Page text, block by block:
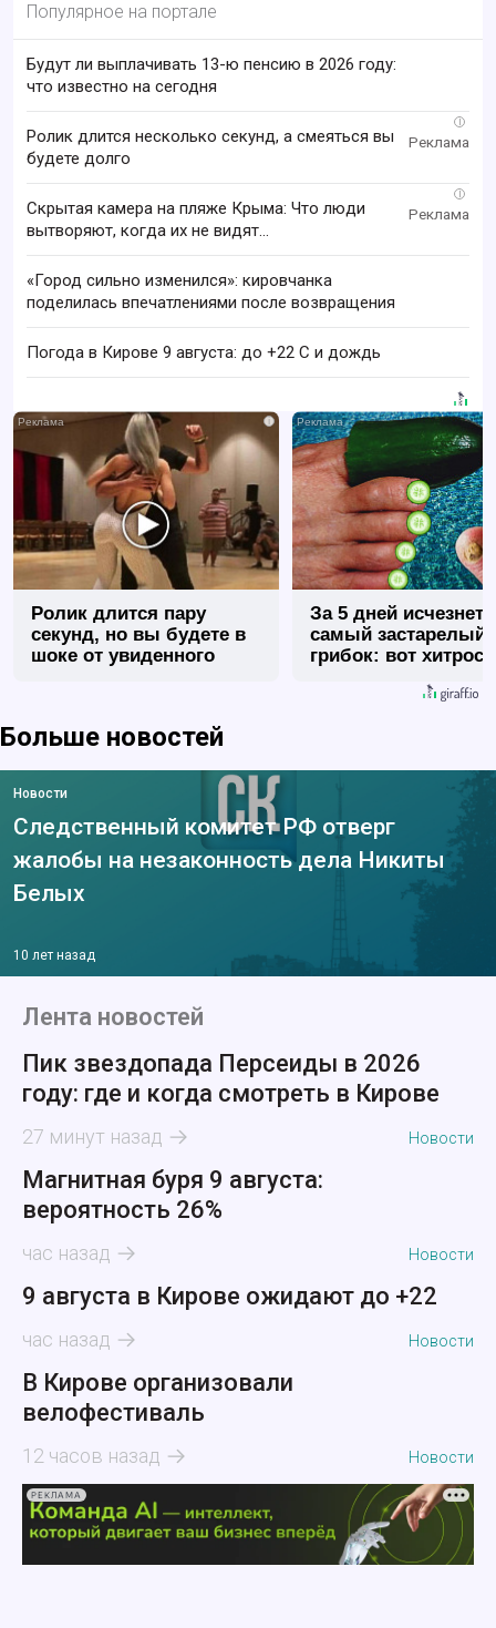
Популярное на портале
Будут ли выплачивать 13-ю пенсию в 2026 году:
что известно на сегодня
i
Ролик длится несколько секунд, а смеяться вы
будете долго
i
Скрытая камера на пляже Крыма: Что люди
вытворяют, когда их не видят...
«Город сильно изменился»: кировчанка
поделилась впечатлениями после возвращения
Погода в Кирове 9 августа: до +22 C и дождь
i
Ролик длится пару
секунд, но вы будете в
шоке от увиденного
За 5 дней исчезнет
самый застарелый
грибок: вот
Больше новостей
Новости
Следственный комитет РФ отверг
жалобы на незаконность дела Никиты
Белых
10 лет назад
Лента новостей
Пик звездопада Персеиды в 2026
году: где и когда смотреть в Кирове
27 минут назад Новости
Магнитная буря 9 августа:
вероятность 26%
час назад Новости
9 августа в Кирове ожидают до +22
час назад Новости
В Кирове организовали
велофестиваль
12 часов назад Новости
РЕКЛАМА